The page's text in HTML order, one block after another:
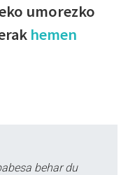
umorezko
hemen
behar du